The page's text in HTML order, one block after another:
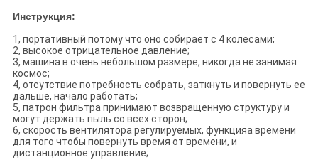
Инструкция:
1, портативный потому что оно собирает с 4 колесами;
2, высокое отрицательное давление;
3, машина в очень небольшом размере, никогда не занимая
космос;
4, отсутствие потребность собрать, заткнуть и повернуть ее
дальше, начало работать;
5, патрон фильтра принимают возвращенную структуру и
могут держать пыль со всех сторон;
6, скорость вентилятора регулируемых, функцияа времени
для того чтобы повернуть время от времени, и
дистанционное управление;